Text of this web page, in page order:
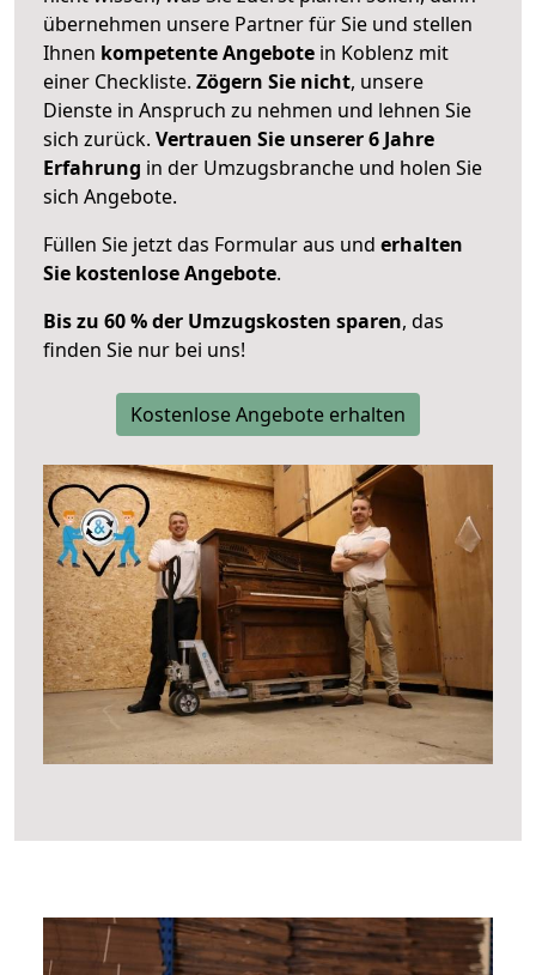
übernehmen unsere Partner für Sie und stellen
Ihnen kompetente Angebote in Koblenz mit
einer Checkliste. Zögern Sie nicht, unsere
Dienste in Anspruch zu nehmen und lehnen Sie
sich zurück. Vertrauen Sie unserer 6 Jahre
Erfahrung in der Umzugsbranche und holen Sie
sich Angebote.
Füllen Sie jetzt das Formular aus und erhalten
Sie kostenlose Angebote.
Bis zu 60 % der Umzugskosten sparen, das
finden Sie nur bei uns!
Kostenlose Angebote erhalten